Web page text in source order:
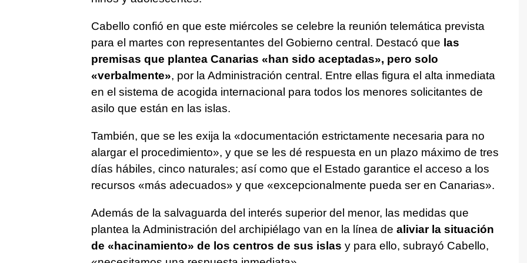
Cabello confió en que este miércoles se celebre la reunión telemática prevista
para el martes con representantes del Gobierno central. Destacó que las
premisas que plantea Canarias «han sido aceptadas», pero solo
«verbalmente», por la Administración central. Entre ellas figura el alta inmediata
en el sistema de acogida internacional para todos los menores solicitantes de
asilo que están en las islas.
También, que se les exija la «documentación estrictamente necesaria para no
alargar el procedimiento», y que se les dé respuesta en un plazo máximo de tres
días hábiles, cinco naturales; así como que el Estado garantice el acceso a los
recursos «más adecuados» y que «excepcionalmente pueda ser en Canarias».
Además de la salvaguarda del interés superior del menor, las medidas que
plantea la Administración del archipiélago van en la línea de aliviar la situación
de «hacinamiento» de los centros de sus islas y para ello, subrayó Cabello,